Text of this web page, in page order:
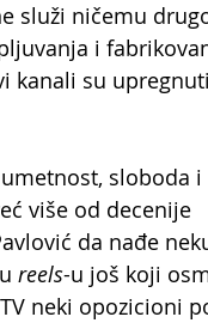
služi ničemu
i
kanali su
sloboda i
više od decenije
da nađe
reels-u još koji
neki opozicioni